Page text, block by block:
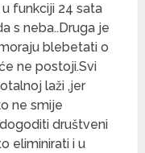
funkciji 24 sata
s neba..Druga je
blebetati o
ne postoji.Svi
laži ,jer
ne smije
društveni
eliminirati i u